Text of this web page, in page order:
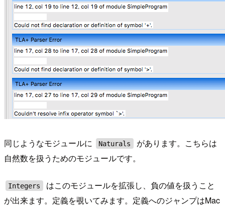
同じようなモジュールに Naturals
があります。こちらは
自然数を扱うためのモジュールです。
Integers
はこのモジュールを拡張し、負の値を扱うこと
が出来ます。定義を覗いてみます。定義へのジャンプはMac